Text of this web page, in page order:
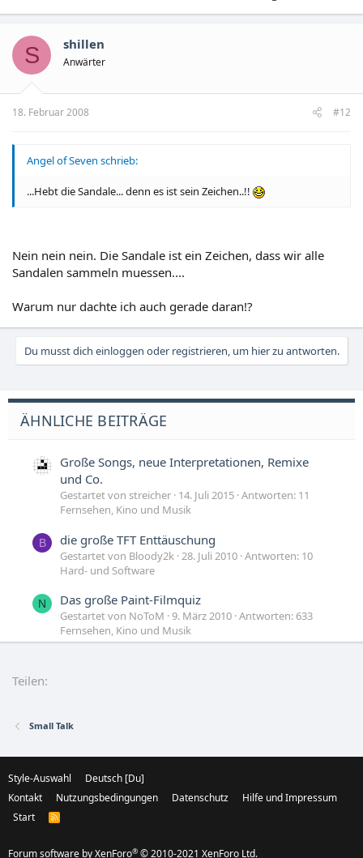
S shillen
Anwärter
18. Februar 2008 #12
Angel of Seven schrieb:
...Hebt die Sandale... denn es ist sein Zeichen..!!
Nein nein nein. Die Sandale ist ein Zeichen, dass wir alle
Sandalen sammeln muessen....
Warum nur dachte ich auch gerade daran!?
Du musst dich einloggen oder registrieren, um hier zu antworten.
ÄHNLICHE BEITRÄGE
Große Songs, neue Interpretationen, Remixe
und Co.
Gestartet von streicher 14. Juli 2015 Antworten: 11
Fernsehen, Kino und Musik
B die große TFT Enttäuschung
Gestartet von Bloody2k 28. Juli 2010 Antworten: 10
Hard- und Software
N Das große Paint-Filmquiz
Gestartet von NoToM 9. März 2010 Antworten: 633
Fernsehen, Kino und Musik
Teilen:
Small Talk
Style-Auswahl
Deutsch [Du]
Kontakt
Nutzungsbedingungen Datenschutz
Hilfe und Impressum
Start
R
S
Forum software by XenForo® © 2010-2021 XenForo Ltd.